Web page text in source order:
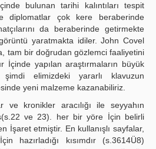
bulunan tarihi kalıntıları tespit
diplomatlar çok kere beraberinde
da beraberinde getirmekte
yaratmakta idiler. John Covel
tam bir doğrudan gözlemci faaliyetini
İçinde yapılan araştırmaların büyük
elimizdeki yararlı klavuzun
yeni malzeme kazanabiliriz.
ve kronikler aracılığı ile seyyahın
ve 23). her bir yöre İçin belirli
İşaret etmiştir. En kullanışlı sayfalar,
hazırladığı kısımdır (s.3614Ü8)